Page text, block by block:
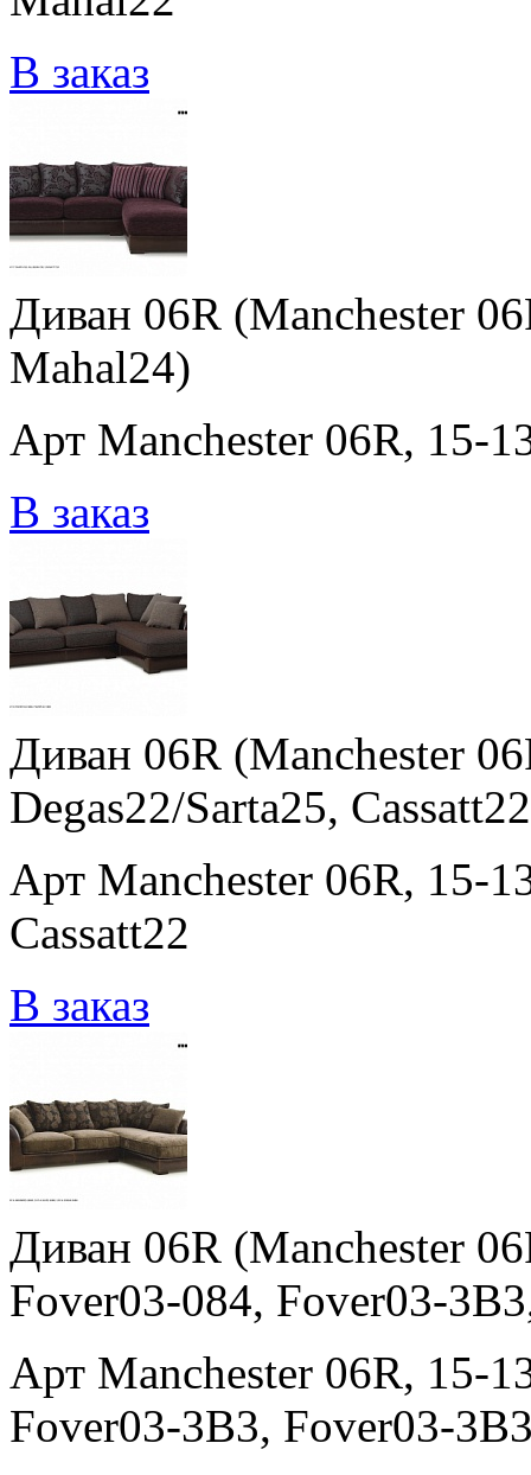
В заказ
Диван 06R (Manchester
Mahal24)
Арт Manchester 06R, 15-
В заказ
Диван 06R (Manchester
Degas22/Sarta25,
Арт Manchester 06R, 15-
Cassatt22
В заказ
Диван 06R (Manchester
Fover03-084, Fover03-
Арт Manchester 06R, 15-
Fover03-3B3, Fover03-